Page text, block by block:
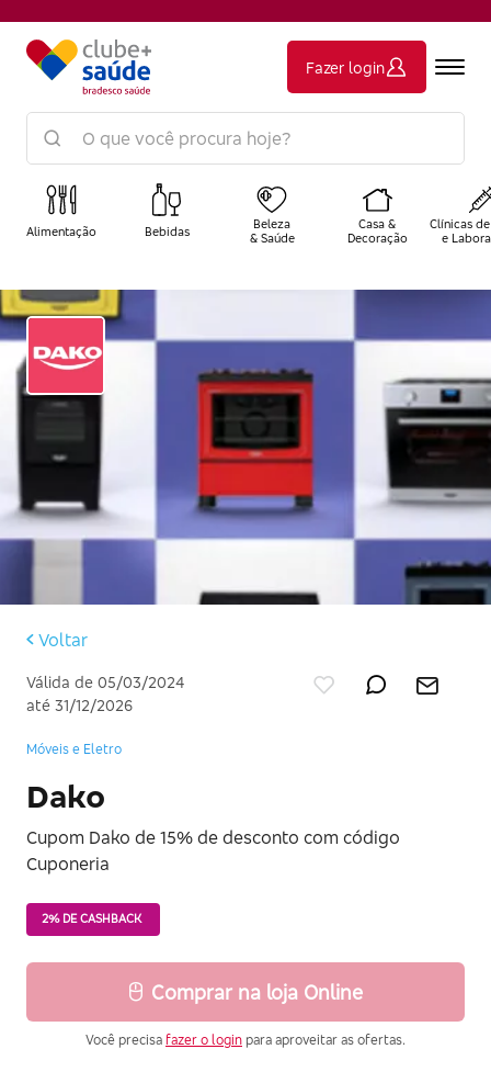
Fazer login
Alimentação Bebidas
Beleza
& Saúde
Casa &
Decoração
Clínicas
e
Voltar
Válida de 05/03/2024
até 31/12/2026
Móveis e Eletro
Dako
Cupom Dako de 15% de desconto com código
Cuponeria
2% DE CASHBACK
Comprar na loja Online
Você precisa fazer o login para aproveitar as ofertas.